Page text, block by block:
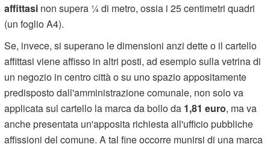
affittasi non supera ¼ di metro, ossia i 25 centimetri quadri
(un foglio A4).
Se, invece, si superano le dimensioni anzi dette o il cartello
affittasi viene affisso in altri posti, ad esempio sulla vetrina di
un negozio in centro città o su uno spazio appositamente
predisposto dall'amministrazione comunale, non solo va
applicata sul cartello la marca da bollo da 1,81 euro, ma va
anche presentata un'apposita richiesta all'ufficio pubbliche
affissioni del comune. A tal fine occorre munirsi di una marca